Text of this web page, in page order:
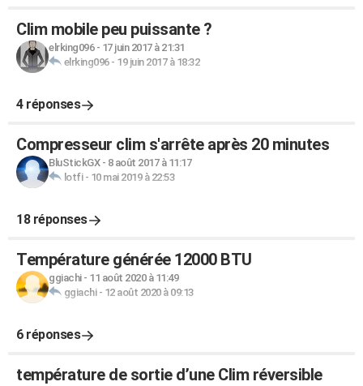
Clim mobile peu puissante ?
elrking096- 17 juin 2017 à 21:31
elrking096- 19 juin 2017 à 18:32
4 réponses
Compresseur clim s'arrête après 20 minutes
BluStickGX- 8 août 2017 à 11:17
lotfi- 10 mai 2019 à 22:53
18 réponses
Température générée 12000 BTU
ggiachi- 11 août 2020 à 11:49
ggiachi- 12 août 2020 à 09:13
6 réponses
température de sortie d’une Clim réversible